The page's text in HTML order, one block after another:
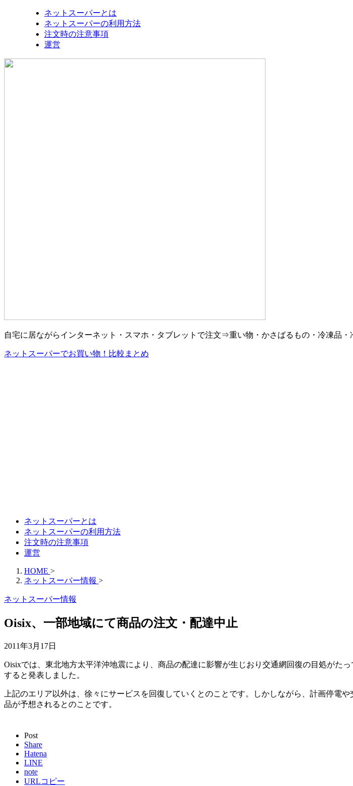
ネットスーパーとは
ネットスーパーの利用方法
注文時の注意事項
運営
自宅に居ながらインターネット・スマホ・タブレットで注文⇒重い物・かさばるもの・冷凍品・
ネットスーパーでお買い物！比較まとめ
ネットスーパーとは
ネットスーパーの利用方法
注文時の注意事項
運営
HOME >
ネットスーパー情報 >
ネットスーパー情報
Oisix、一部地域にて商品の注文・配達中止
2011年3月17日
Oisixでは、東北地方太平洋沖地震により、商品の配達に影響が生じおり交通網回復の目処がた
すると発表しました。
上記のエリア以外は、徐々にサービスを回復していくとのことです。しかしながら、計画停電
品が予想されるとのことです。
Post
Share
Hatena
LINE
note
URLコピー